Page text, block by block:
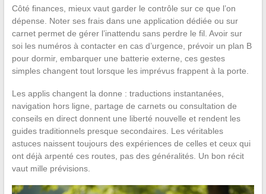
Côté finances, mieux vaut garder le contrôle sur ce que l’on
dépense. Noter ses frais dans une application dédiée ou sur
carnet permet de gérer l’inattendu sans perdre le fil. Avoir sur
soi les numéros à contacter en cas d’urgence, prévoir un plan B
pour dormir, embarquer une batterie externe, ces gestes
simples changent tout lorsque les imprévus frappent à la porte.
Les applis changent la donne : traductions instantanées,
navigation hors ligne, partage de carnets ou consultation de
conseils en direct donnent une liberté nouvelle et rendent les
guides traditionnels presque secondaires. Les véritables
astuces naissent toujours des expériences de celles et ceux qui
ont déjà arpenté ces routes, pas des généralités. Un bon récit
vaut mille prévisions.